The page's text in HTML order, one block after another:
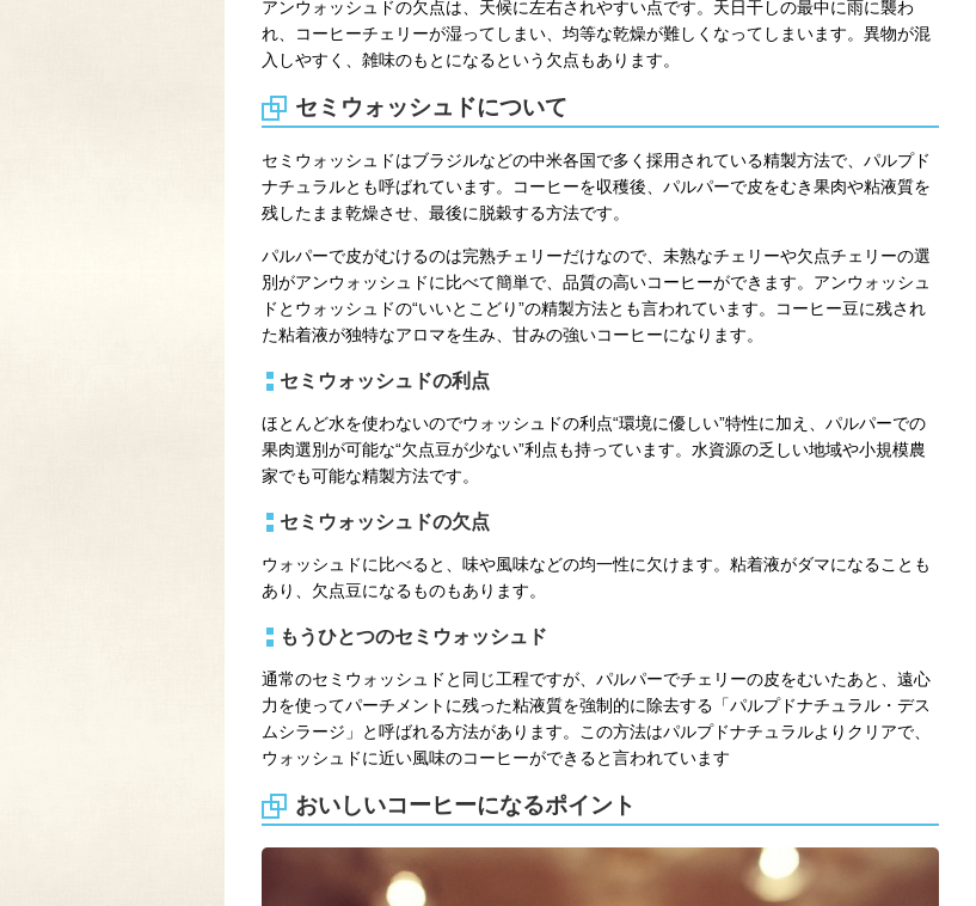
アンウォッシュドの欠点は、天候に左右されやすい点です。天日干しの最中に雨に襲わ
れ、コーヒーチェリーが湿ってしまい、均等な乾燥が難しくなってしまいます。異物が混
入しやすく、雑味のもとになるという欠点もあります。
セミウォッシュドについて
セミウォッシュドはブラジルなどの中米各国で多く採用されている精製方法で、パルプド
ナチュラルとも呼ばれています。コーヒーを収穫後、パルパーで皮をむき果肉や粘液質を
残したまま乾燥させ、最後に脱穀する方法です。
パルパーで皮がむけるのは完熟チェリーだけなので、未熟なチェリーや欠点チェリーの選
別がアンウォッシュドに比べて簡単で、品質の高いコーヒーができます。アンウォッシュ
ドとウォッシュドの“いいとこどり”の精製方法とも言われています。コーヒー豆に残され
た粘着液が独特なアロマを生み、甘みの強いコーヒーになります。
セミウォッシュドの利点
ほとんど水を使わないのでウォッシュドの利点“環境に優しい”特性に加え、パルパーでの
果肉選別が可能な“欠点豆が少ない”利点も持っています。水資源の乏しい地域や小規模農
家でも可能な精製方法です。
セミウォッシュドの欠点
ウォッシュドに比べると、味や風味などの均一性に欠けます。粘着液がダマになることも
あり、欠点豆になるものもあります。
もうひとつのセミウォッシュド
通常のセミウォッシュドと同じ工程ですが、パルパーでチェリーの皮をむいたあと、遠心
力を使ってパーチメントに残った粘液質を強制的に除去する「パルプドナチュラル・デス
ムシラージ」と呼ばれる方法があります。この方法はパルプドナチュラルよりクリアで、
ウォッシュドに近い風味のコーヒーができると言われています
おいしいコーヒーになるポイント